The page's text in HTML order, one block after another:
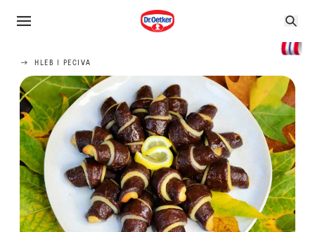
HLEB I PECIVA